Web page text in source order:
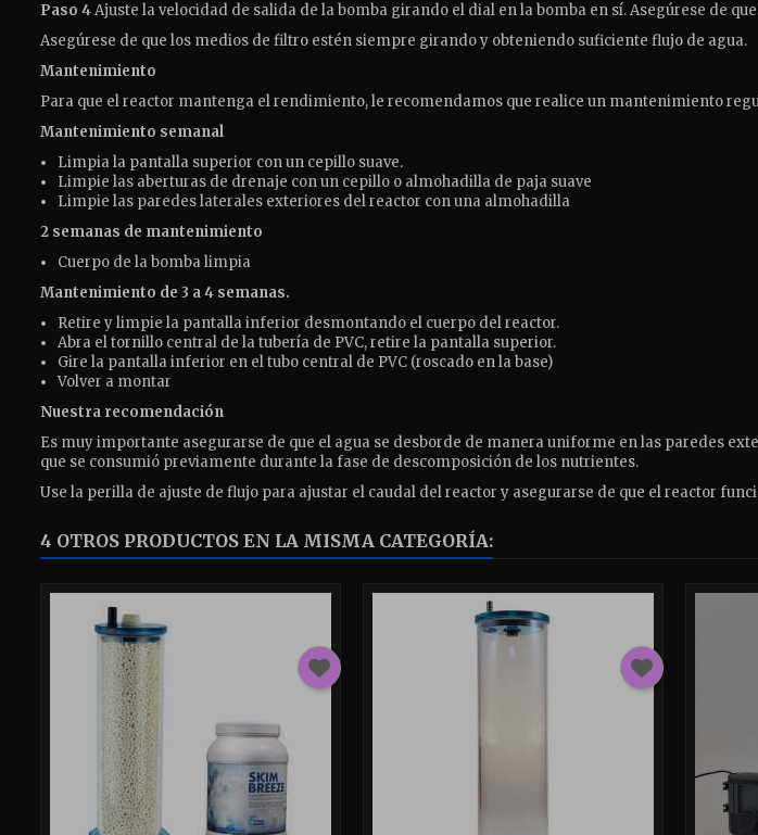
Paso 4Ajuste la velocidad de salida de la bomba girando el dial en la bomba en sí.Asegúrese de
Asegúrese de que los medios de filtro estén siempre girando y obteniendo suficiente flujo de agua.
Mantenimiento
Para que el reactor mantenga el rendimiento, le recomendamos que realice un mantenimiento
Mantenimiento semanal
Limpia la pantalla superior con un cepillo suave.
Limpie las aberturas de drenaje con un cepillo o almohadilla de paja suave
Limpie las paredes laterales exteriores del reactor con una almohadilla
2 semanas de mantenimiento
Cuerpo de la bomba limpia
Mantenimiento de 3 a 4 semanas.
Retire y limpie la pantalla inferior desmontando el cuerpo del reactor.
Abra el tornillo central de la tubería de PVC, retire la pantalla superior.
Gire la pantalla inferior en el tubo central de PVC (roscado en la base)
Volver a montar
Nuestra recomendación
Es muy importante asegurarse de que el agua se desborde de manera uniforme en las paredes
que se consumió previamente durante la fase de descomposición de los nutrientes.
Use la perilla de ajuste de flujo para ajustar el caudal del reactor y asegurarse de que el reactor
4 OTROS PRODUCTOS EN LA MISMA CATEGORÍA: